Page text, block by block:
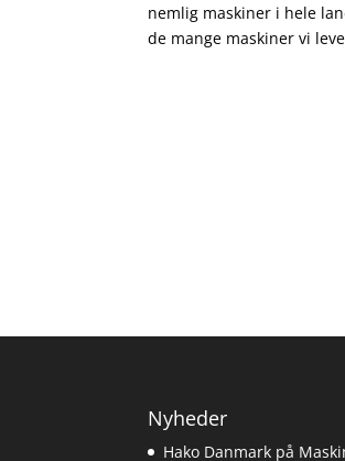
nemlig maskiner i hele
de mange maskiner vi
Nyheder
Hako Danmark på